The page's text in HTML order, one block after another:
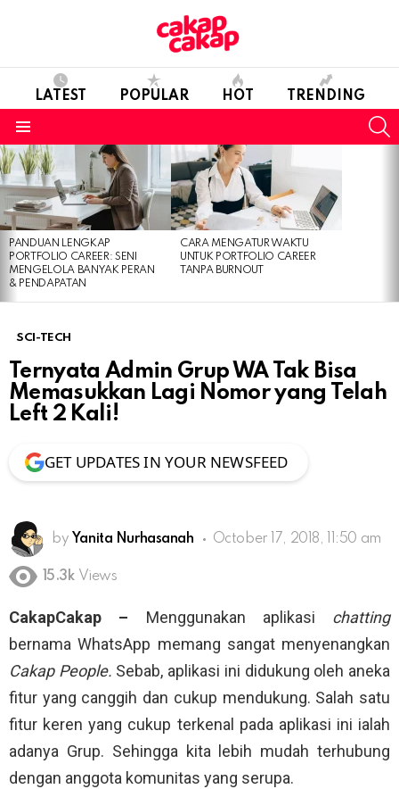
LATEST POPULAR HOT TRENDING
LATEST
STORIES
PANDUAN LENGKAP
PORTFOLIO CAREER: SENI
MENGELOLA BANYAK PERAN
& PENDAPATAN
CARA MENGATUR WAKTU
UNTUK PORTFOLIO CAREER
TANPA BURNOUT
SCI-TECH
Ternyata Admin Grup WA Tak Bisa
Memasukkan Lagi Nomor yang Telah
Left 2 Kali!
GET UPDATES IN YOUR NEWSFEED
by Yanita Nurhasanah October 17, 2018, 11:50 am
15.3k Views
CakapCakap – Menggunakan aplikasi chatting
bernama WhatsApp memang sangat menyenangkan
Cakap People. Sebab, aplikasi ini didukung oleh aneka
fitur yang canggih dan cukup mendukung. Salah satu
fitur keren yang cukup terkenal pada aplikasi ini ialah
adanya Grup. Sehingga kita lebih mudah terhubung
dengan anggota komunitas yang serupa.